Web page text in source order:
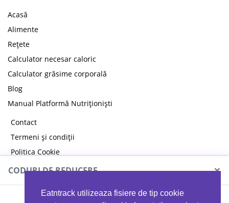
Eatntrack utilizeaza fisiere de tip cookie
Acasă
Alimente
Rețete
Calculator necesar caloric
Calculator grăsime corporală
Blog
Manual Platformă Nutriționiști
Contact
Termeni și condiții
Politica Cookie
Politica de confidențialitate
CODURI DE REDUCERE ×